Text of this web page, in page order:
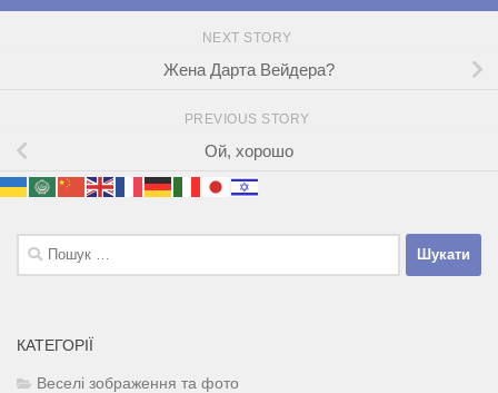
NEXT STORY
Жена Дарта Вейдера?
PREVIOUS STORY
Ой, хорошо
Пошук:
КАТЕГОРІЇ
Веселі зображення та фото